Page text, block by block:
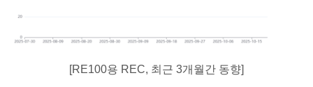
[RE100용 REC, 최근 3개월간 동향]